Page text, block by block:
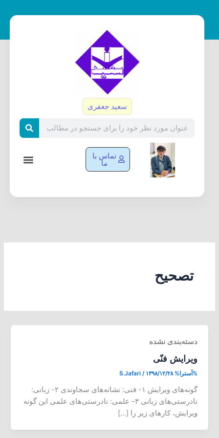
سعید جعفری
تماس با
ما
تصحیح
دسته‌بندی نشده
ویرایش فنّی
%آسترا% S.Jafari / ۱۳۹۸/۱۲/۲۸
گونه‌های ویرایش ۱- فنی: نشانه‌های سجاوندی ۲- زبانی:
نادرستی‌های زبانی ۳- علمی: نادرستی‌های علمی این گونه
ویرایش، کارهای زیر را […]